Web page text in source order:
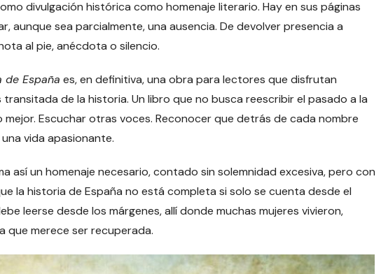
divulgación histórica como homenaje literario. Hay en sus páginas
aunque sea parcialmente, una ausencia. De devolver presencia a
al pie, anécdota o silencio.
España es, en definitiva, una obra para lectores que disfrutan
de la historia. Un libro que no busca reescribir el pasado a la
mejor. Escuchar otras voces. Reconocer que detrás de cada nombre
vida apasionante.
así un homenaje necesario, contado sin solemnidad excesiva, pero con
la historia de España no está completa si solo se cuenta desde el
leerse desde los márgenes, allí donde muchas mujeres vivieron,
que merece ser recuperada.